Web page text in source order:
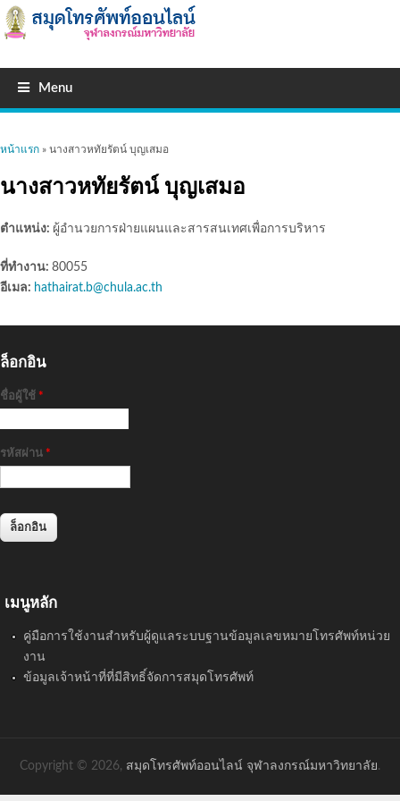
Menu
คุณอยู่ที่นี่
หน้าแรก » นางสาวหทัยรัตน์ บุญเสมอ
นางสาวหทัยรัตน์ บุญเสมอ
ตำแหน่ง: ผู้อำนวยการฝ่ายแผนและสารสนเทศเพื่อการบริหาร
ที่ทำงาน: 80055
อีเมล: hathairat.b@chula.ac.th
ล็อกอิน
ชื่อผู้ใช้ *
รหัสผ่าน *
เมนูหลัก
คู่มือการใช้งานสำหรับผู้ดูแลระบบฐานข้อมูลเลขหมายโทรศัพท์หน่วย
งาน
ข้อมูลเจ้าหน้าที่ที่มีสิทธิ์จัดการสมุดโทรศัพท์
Copyright © 2026, สมุดโทรศัพท์ออนไลน์ จุฬาลงกรณ์มหาวิทยาลัย.